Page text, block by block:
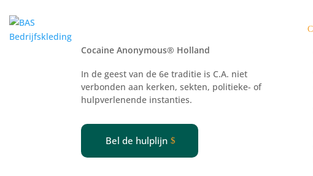
C
Cocaine Anonymous® Holland
In de geest van de 6e traditie is C.A. niet
verbonden aan kerken, sekten, politieke- of
hulpverlenende instanties.
Bel de hulplijn